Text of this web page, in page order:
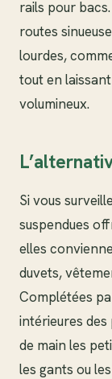
rails pour
routes
lourdes,
tout en
volumineux.
Si vous
suspendues
elles
duvets,
Complétées
intérieures
de main les
les gants ou